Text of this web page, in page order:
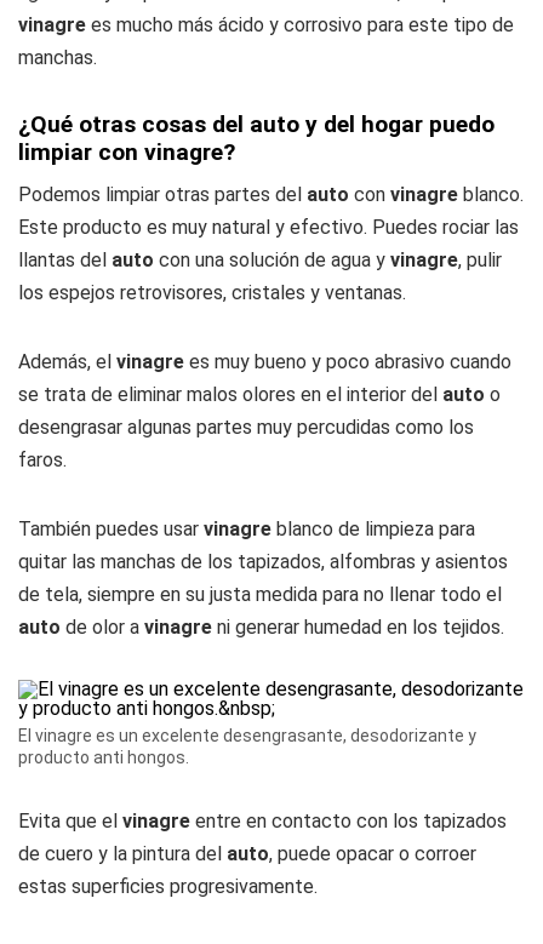
vinagre es mucho más ácido y corrosivo para este tipo de
manchas.
¿Qué otras cosas del auto y del hogar puedo
limpiar con vinagre?
Podemos limpiar otras partes del auto con vinagre blanco.
Este producto es muy natural y efectivo. Puedes rociar las
llantas del auto con una solución de agua y vinagre, pulir
los espejos retrovisores, cristales y ventanas.
Además, el vinagre es muy bueno y poco abrasivo cuando
se trata de eliminar malos olores en el interior del auto o
desengrasar algunas partes muy percudidas como los
faros.
También puedes usar vinagre blanco de limpieza para
quitar las manchas de los tapizados, alfombras y asientos
de tela, siempre en su justa medida para no llenar todo el
auto de olor a vinagre ni generar humedad en los tejidos.
El vinagre es un excelente desengrasante, desodorizante y
producto anti hongos.
Evita que el vinagre entre en contacto con los tapizados
de cuero y la pintura del auto, puede opacar o corroer
estas superficies progresivamente.